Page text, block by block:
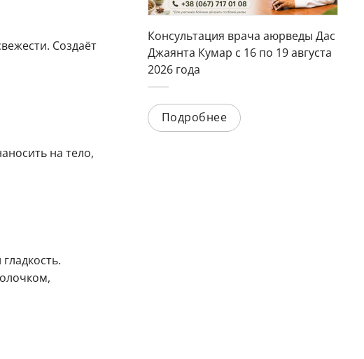
Консультация врача аюрведы Дас
Джаянта Кумар с 16 по 19 августа
2026 года
Подробнее
Создаёт
на тело,